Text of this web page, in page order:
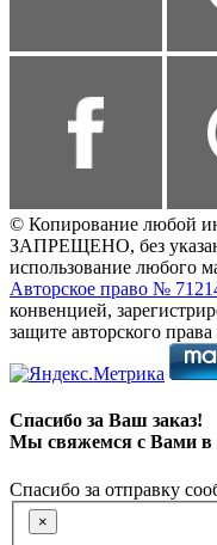
© Копирование любой
ЗАПРЕЩЕНО, без
использование любого
Авторское право №
конвенцией,
защите авторского
Спасибо за Ваш заказ!
Мы свяжемся с Вами в
Спасибо за отправку
×